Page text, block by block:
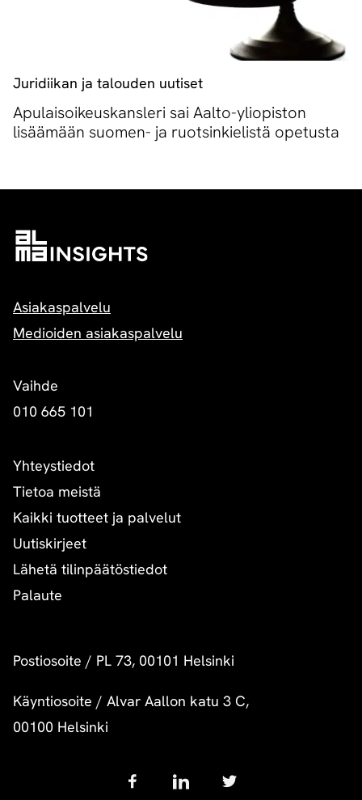
Juridiikan ja talouden uutiset
Apulaisoikeuskansleri sai Aalto-yliopiston
lisäämään suomen- ja ruotsinkielistä opetusta
Asiakaspalvelu
Medioiden asiakaspalvelu
Vaihde
010 665 101
Yhteystiedot
Tietoa meistä
Kaikki tuotteet ja palvelut
Uutiskirjeet
Lähetä tilinpäätöstiedot
Palaute
Postiosoite / PL 73, 00101 Helsinki
Käyntiosoite / Alvar Aallon katu 3 C,
00100 Helsinki